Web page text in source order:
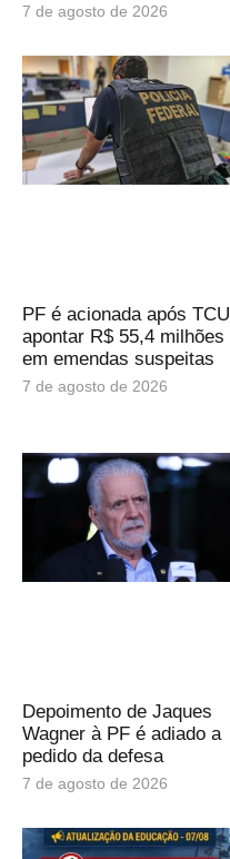
7 de agosto de 2026
PF é acionada após TCU
apontar R$ 55,4 milhões
em emendas suspeitas
7 de agosto de 2026
Depoimento de Jaques
Wagner à PF é adiado a
pedido da defesa
7 de agosto de 2026